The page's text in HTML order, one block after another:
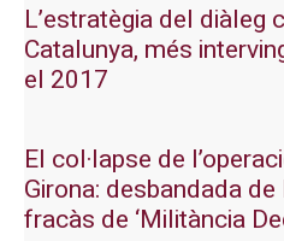
L’estratègia del diàleg
Catalunya, més
el 2017
El col·lapse de
Girona: desbandada
fracàs de ‘Militància